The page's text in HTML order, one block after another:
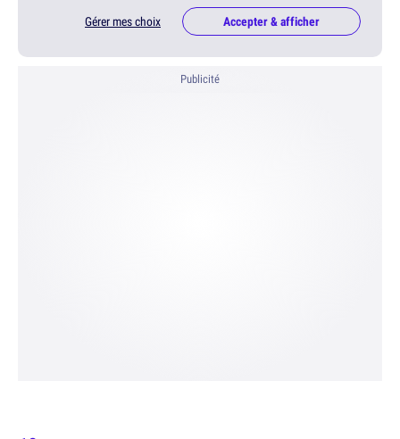
Gérer mes choix Accepter & afficher
Publicité